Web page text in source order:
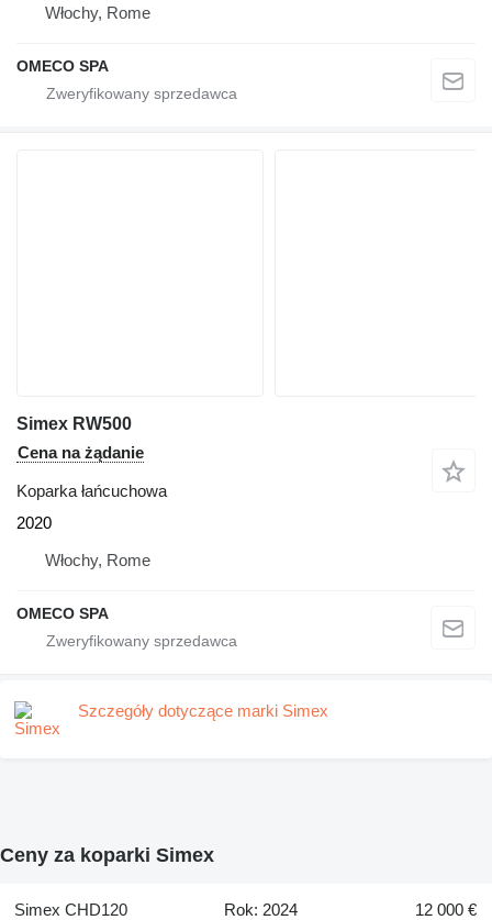
Włochy, Rome
OMECO SPA
Simex RW500
Cena na żądanie
Koparka łańcuchowa
2020
Włochy, Rome
OMECO SPA
Szczegóły dotyczące marki Simex
Ceny za koparki Simex
Simex CHD120 Rok: 2024 12 000 €